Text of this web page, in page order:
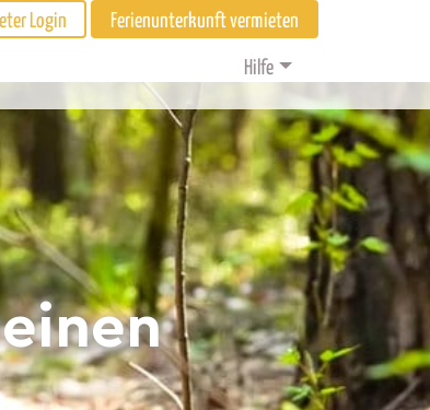
Login Ferienunterkunft vermieten
Hilfe